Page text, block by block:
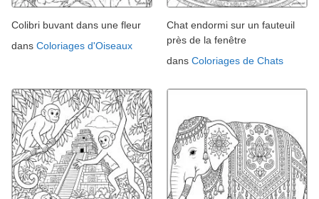
Colibri buvant dans une fleur
dans Coloriages d'Oiseaux
Chat endormi sur un fauteuil
près de la fenêtre
dans Coloriages de Chats